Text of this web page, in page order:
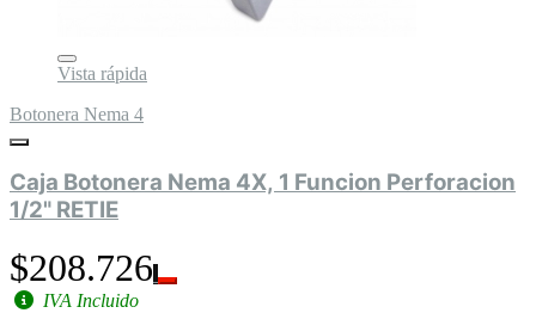
Vista rápida
Botonera Nema 4
Caja Botonera Nema 4X, 1 Funcion Perforacion
1/2" RETIE
$208.726
IVA Incluido